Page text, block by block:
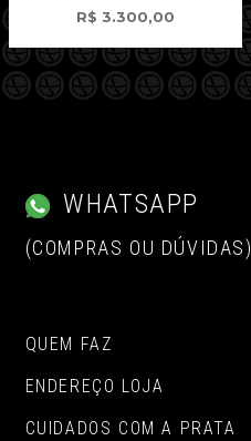
R$ 3.300,00
WHATSAPP
(COMPRAS OU DÚVIDAS)
QUEM FAZ
ENDEREÇO LOJA
CUIDADOS COM A PRATA